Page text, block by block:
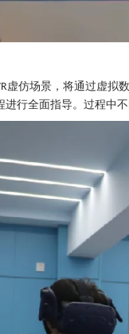
虚仿场景，将通过虚拟
行全面指导。过程中